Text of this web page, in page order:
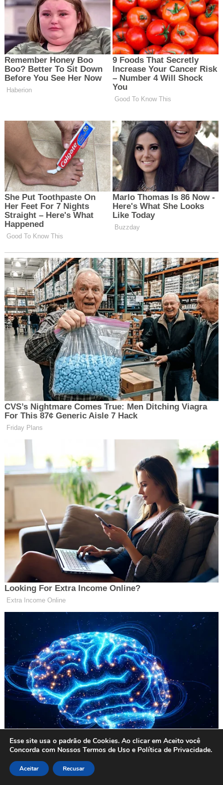
Esse site usa o padrão de Cookies. Ao clicar em Aceito você
Concorda com Nossos Termos de Uso e Política de Privacidade.
Aceitar Recusar